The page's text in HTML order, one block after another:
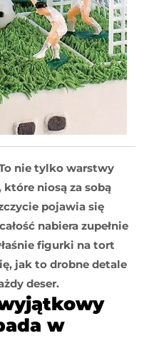
nie tylko warstwy
niosą za sobą
pojawia się
nabiera zupełnie
figurki na tort
jak to drobne detale
deser.
w